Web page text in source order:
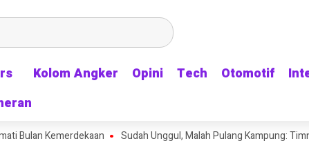
Kolom Angker Opini Tech Otomotif
Kolom Angker Opini Tech Otomotif
Kemerdekaan Sudah Unggul, Malah Pulang Kampung: Timnas